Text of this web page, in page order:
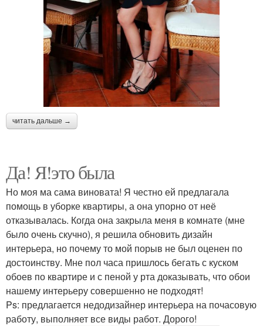
читать дальше →
Да! Я!это была
Но моя ма сама виновата! Я честно ей предлагала
помощь в уборке квартиры, а она упорно от неё
отказывалась. Когда она закрыла меня в комнате (мне
было очень скучно), я решила обновить дизайн
интерьера, но почему то мой порыв не был оценен по
достоинству. Мне пол часа пришлось бегать с куском
обоев по квартире и с пеной у рта доказывать, что обои
нашему интерьеру совершенно не подходят!
Ps: предлагается недодизайнер интерьера на почасовую
работу, выполняет все виды работ. Дорого!